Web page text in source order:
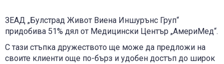
ЗЕАД „Булстрад Живот Виена Иншурънс Груп“
придобива 51% дял от Медицински Център „АмериМед“.
С тази стъпка дружеството ще може да предложи на
своите клиенти още по-бърз и удобен достъп до широк